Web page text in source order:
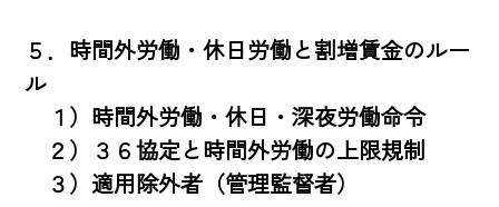
５．時間外労働・休日労働と割増賃金のルー
ル
１）時間外労働・休日・深夜労働命令
２）３６協定と時間外労働の上限規制
３）適用除外者（管理監督者）